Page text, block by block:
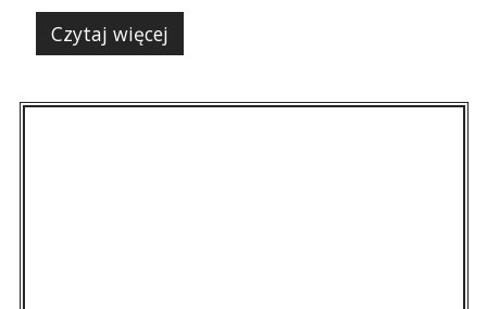
Czytaj więcej